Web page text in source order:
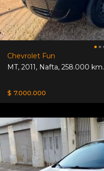
Chevrolet Fun
MT, 2011, Nafta, 258.000 km.
$ 7.000.000